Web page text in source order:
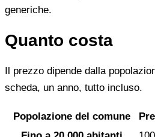
generiche.
Quanto costa
Il prezzo dipende dalla
scheda, un anno, tutto incluso.
Popolazione del comune